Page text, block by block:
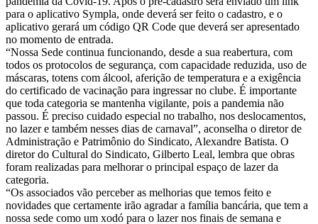
para o aplicativo Sympla, onde deverá ser feito o cadastro, e o
aplicativo gerará um código QR Code que deverá ser apresentado
no momento de entrada.
“Nossa Sede continua funcionando, desde a sua reabertura, com
todos os protocolos de segurança, com capacidade reduzida, uso de
máscaras, totens com álcool, aferição de temperatura e a exigência
do certificado de vacinação para ingressar no clube. É importante
que toda categoria se mantenha vigilante, pois a pandemia não
passou. É preciso cuidado especial no trabalho, nos deslocamentos,
no lazer e também nesses dias de carnaval”, aconselha o diretor de
Administração e Patrimônio do Sindicato, Alexandre Batista. O
diretor do Cultural do Sindicato, Gilberto Leal, lembra que obras
foram realizadas para melhorar o principal espaço de lazer da
categoria.
“Os associados vão perceber as melhorias que temos feito e
novidades que certamente irão agradar a família bancária, que tem a
nossa sede como um xodó para o lazer nos finais de semana e